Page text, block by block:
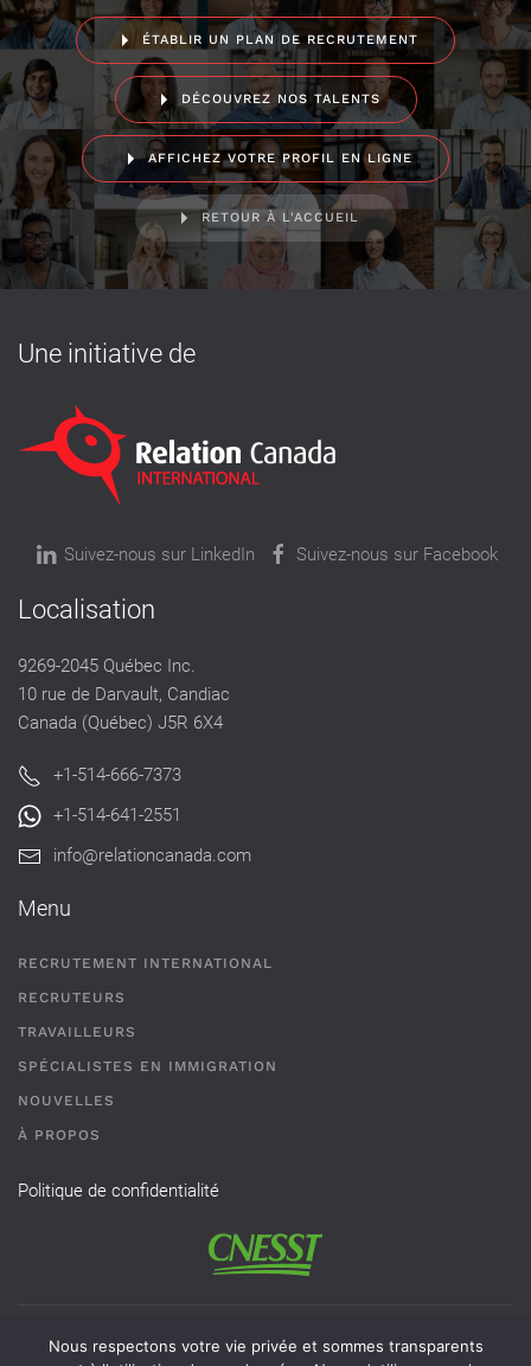
ÉTABLIR UN PLAN DE RECRUTEMENT
DÉCOUVREZ NOS TALENTS
AFFICHEZ VOTRE PROFIL EN LIGNE
RETOUR À L'ACCUEIL
Une initiative de
Suivez-nous sur LinkedIn Suivez-nous sur Facebook
Localisation
9269-2045 Québec Inc.
10 rue de Darvault, Candiac
Canada (Québec) J5R 6X4
+1-514-666-7373
+1-514-641-2551
info@relationcanada.com
Menu
RECRUTEMENT INTERNATIONAL
RECRUTEURS
TRAVAILLEURS
SPÉCIALISTES EN IMMIGRATION
NOUVELLES
À PROPOS
Politique de confidentialité
Permis de recrutement # AR-2101593 - Une agence de
Nous respectons votre vie privée et sommes transparents